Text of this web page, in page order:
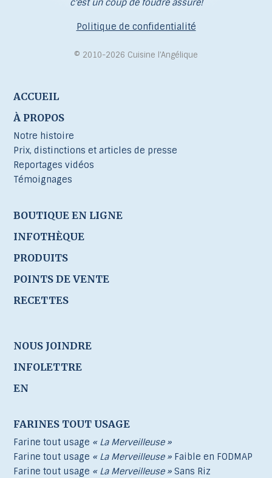
c'est un coup de foudre assuré!
Politique de confidentialité
© 2010-2026 Cuisine l’Angélique
ACCUEIL
À PROPOS
Notre histoire
Prix, distinctions et articles de presse
Reportages vidéos
Témoignages
BOUTIQUE EN LIGNE
INFOTHÈQUE
PRODUITS
POINTS DE VENTE
RECETTES
NOUS JOINDRE
INFOLETTRE
EN
FARINES TOUT USAGE
Farine tout usage « La Merveilleuse »
Farine tout usage « La Merveilleuse » Faible en FODMAP
Farine tout usage « La Merveilleuse » Sans Riz